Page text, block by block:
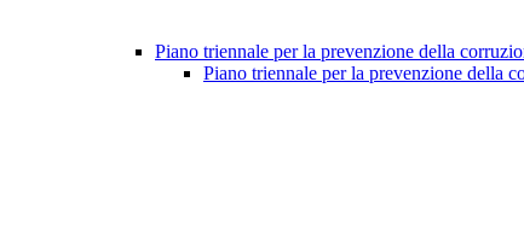
Piano triennale per la prevenzione della
Piano triennale per la prevenzione della